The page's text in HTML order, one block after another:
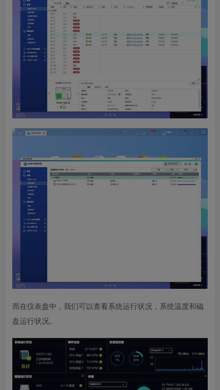
而在仪表盘中，我们可以查看系统运行状况，系统温度和磁
盘运行状况。